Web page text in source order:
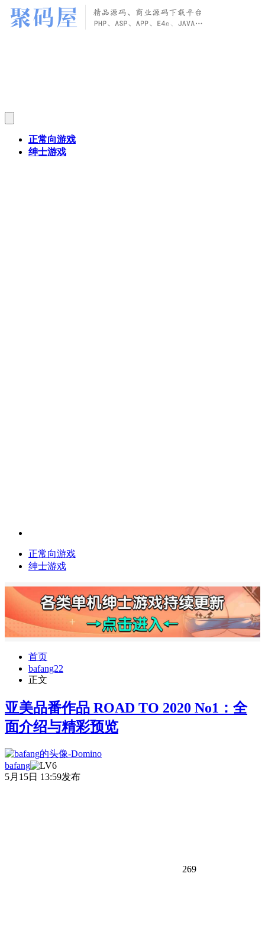
正常向游戏
绅士游戏
正常向游戏
绅士游戏
首页
bafang22
正文
亚美品番作品 ROAD TO 2020 No1：全
面介绍与精彩预览
bafang
5月15日 13:59发布
269